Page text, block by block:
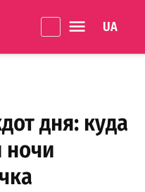
дня: куда
ночи